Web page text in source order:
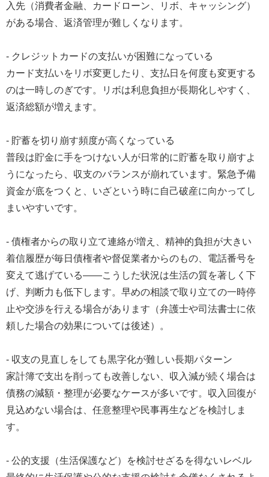
入先（消費者金融、カードローン、リボ、キャッシング）
がある場合、返済管理が難しくなります。
- クレジットカードの支払いが困難になっている
カード支払いをリボ変更したり、支払日を何度も変更する
のは一時しのぎです。リボは利息負担が長期化しやすく、
返済総額が増えます。
- 貯蓄を切り崩す頻度が高くなっている
普段は貯金に手をつけない人が日常的に貯蓄を取り崩すよ
うになったら、収支のバランスが崩れています。緊急予備
資金が底をつくと、いざという時に自己破産に向かってし
まいやすいです。
- 債権者からの取り立て連絡が増え、精神的負担が大きい
着信履歴が毎日債権者や督促業者からのもの、電話番号を
変えて逃げている――こうした状況は生活の質を著しく下
げ、判断力も低下します。早めの相談で取り立ての一時停
止や交渉を行える場合があります（弁護士や司法書士に依
頼した場合の効果については後述）。
- 収支の見直しをしても黒字化が難しい長期パターン
家計簿で支出を削っても改善しない、収入減が続く場合は
債務の減額・整理が必要なケースが多いです。収入回復が
見込めない場合は、任意整理や民事再生などを検討しま
す。
- 公的支援（生活保護など）を検討せざるを得ないレベル